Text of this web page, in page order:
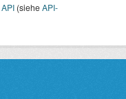
API (sieheAPI-